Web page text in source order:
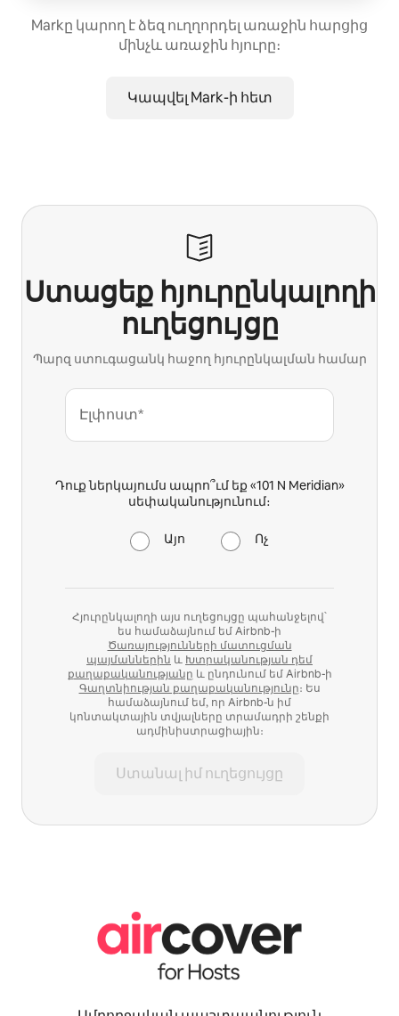
Markը կարող է ձեզ ուղղորդել առաջին հարցից
մինչև առաջին հյուրը։
Կապվել Mark-ի հետ
Ստացեք հյուրընկալողի
ուղեցույցը
Պարզ ստուգացանկ հաջող հյուրընկալման համար
Էլփոստ*
Դուք ներկայումս ապրո՞ւմ եք «101 N Meridian»
սեփականությունում։
Այո Ոչ
Հյուրընկալողի այս ուղեցույցը պահանջելով՝
ես համաձայնում եմ Airbnb-ի
Ծառայությունների մատուցման
պայմաններին և Խտրականության դեմ
քաղաքականությանը և ընդունում եմ Airbnb-ի
Գաղտնիության քաղաքականությունը։ Ես
համաձայնում եմ, որ Airbnb-ն իմ
կոնտակտային տվյալները տրամադրի շենքի
ադմինիստրացիային։
Ստանալ իմ ուղեցույցը